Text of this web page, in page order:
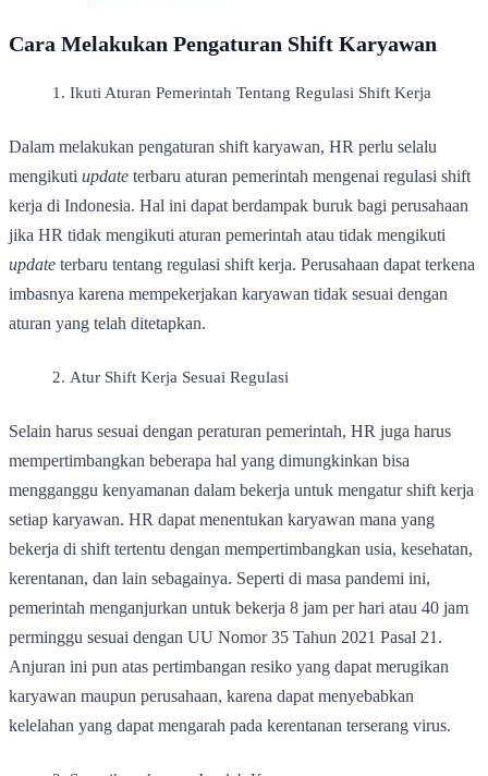
Cara Melakukan Pengaturan Shift Karyawan
Ikuti Aturan Pemerintah Tentang Regulasi Shift Kerja
Dalam melakukan pengaturan shift karyawan, HR perlu selalu
mengikuti update terbaru aturan pemerintah mengenai regulasi shift
kerja di Indonesia. Hal ini dapat berdampak buruk bagi perusahaan
jika HR tidak mengikuti aturan pemerintah atau tidak mengikuti
update terbaru tentang regulasi shift kerja. Perusahaan dapat terkena
imbasnya karena mempekerjakan karyawan tidak sesuai dengan
aturan yang telah ditetapkan.
Atur Shift Kerja Sesuai Regulasi
Selain harus sesuai dengan peraturan pemerintah, HR juga harus
mempertimbangkan beberapa hal yang dimungkinkan bisa
mengganggu kenyamanan dalam bekerja untuk mengatur shift kerja
setiap karyawan. HR dapat menentukan karyawan mana yang
bekerja di shift tertentu dengan mempertimbangkan usia, kesehatan,
kerentanan, dan lain sebagainya. Seperti di masa pandemi ini,
pemerintah menganjurkan untuk bekerja 8 jam per hari atau 40 jam
perminggu sesuai dengan UU Nomor 35 Tahun 2021 Pasal 21.
Anjuran ini pun atas pertimbangan resiko yang dapat merugikan
karyawan maupun perusahaan, karena dapat menyebabkan
kelelahan yang dapat mengarah pada kerentanan terserang virus.